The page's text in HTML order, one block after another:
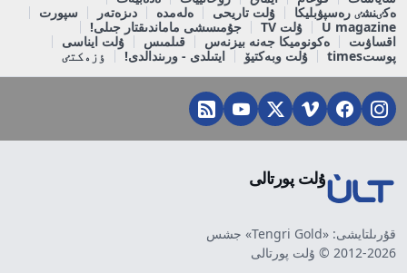
ەكٸنشٸ رەسپۋبليكا
ۇلت تاريحى ەلەمدە دىزەتەر
سپورت
U magazine
ۇلت TV
جۇمىسشى ماماندىقتار جىلى!
اقساۋىت
ەكونوميكا جەنە بيزنەس قىلمىس
ۇلت ايناسى
پوستtimes
ۇلت وبەكتيۆ ايتىلدى - ورىندالدى! ٶزەكتٸ
ۇلت پورتالى
قۇرىلتايشى: «Tengri Gold» جشس
2012-2026 © ۇلت پورتالى